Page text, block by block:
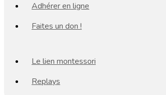
Adhérer en ligne
Faites un don !
Le lien montessori
Replays